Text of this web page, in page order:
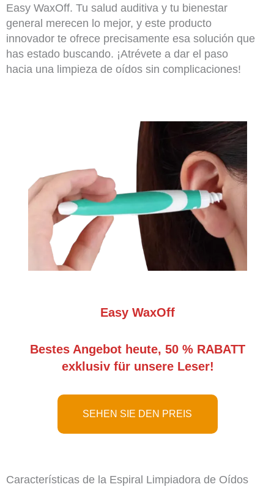
Easy WaxOff. Tu salud auditiva y tu bienestar
general merecen lo mejor, y este producto
innovador te ofrece precisamente esa solución que
has estado buscando. ¡Atrévete a dar el paso
hacia una limpieza de oídos sin complicaciones!
Easy WaxOff
Bestes Angebot heute, 50 % RABATT
exklusiv für unsere Leser!
SEHEN SIE DEN PREIS
Características de la Espiral Limpiadora de Oídos